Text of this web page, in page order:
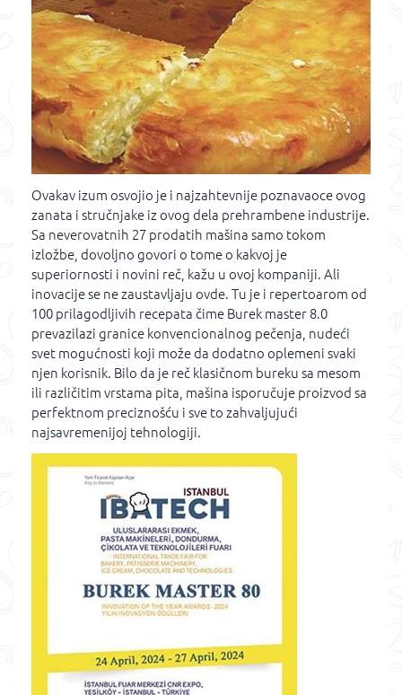
Ovakav izum osvojio je i najzahtevnije poznavaoce ovog
zanata i stručnjake iz ovog dela prehrambene industrije.
Sa neverovatnih 27 prodatih mašina samo tokom
izložbe, dovoljno govori o tome o kakvoj je
superiornosti i novini reč, kažu u ovoj kompaniji. Ali
inovacije se ne zaustavljaju ovde. Tu je i repertoarom od
100 prilagodljivih recepata čime Burek master 8.0
prevazilazi granice konvencionalnog pečenja, nudeći
svet mogućnosti koji može da dodatno oplemeni svaki
njen korisnik. Bilo da je reč klasičnom bureku sa mesom
ili različitim vrstama pita, mašina isporučuje proizvod sa
perfektnom preciznošću i sve to zahvaljujući
najsavremenijoj tehnologiji.